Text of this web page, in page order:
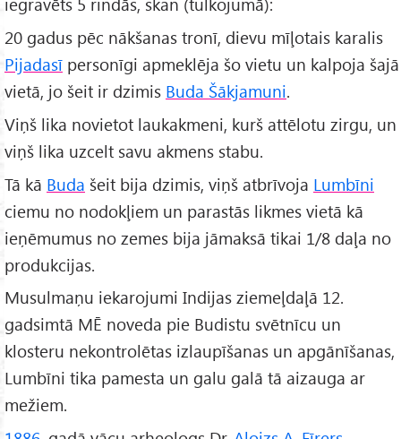
20 gadus pēc nākšanas tronī, dievu mīļotais karalis
Pijadasī personīgi apmeklēja šo vietu un kalpoja šajā
vietā, jo šeit ir dzimis Buda Šākjamuni.
Viņš lika novietot laukakmeni, kurš attēlotu zirgu, un
viņš lika uzcelt savu akmens stabu.
Tā kā Buda šeit bija dzimis, viņš atbrīvoja Lumbīni
ciemu no nodokļiem un parastās likmes vietā kā
ieņēmumus no zemes bija jāmaksā tikai 1/8 daļa no
produkcijas.
Musulmaņu iekarojumi Indijas ziemeļdaļā 12.
gadsimtā MĒ noveda pie Budistu svētnīcu un
klosteru nekontrolētas izlaupīšanas un apgānīšanas,
Lumbīni tika pamesta un galu galā tā aizauga ar
mežiem.